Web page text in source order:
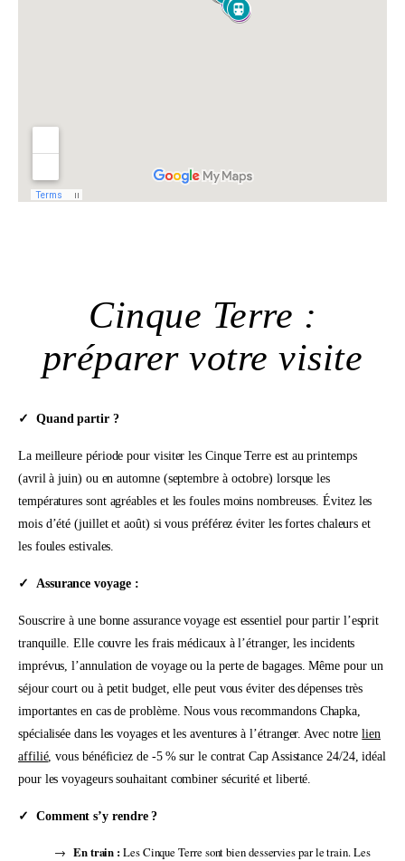
Cinque Terre :
préparer votre visite
Quand partir ?
La meilleure période pour visiter les Cinque Terre est au printemps
(avril à juin) ou en automne (septembre à octobre) lorsque les
températures sont agréables et les foules moins nombreuses. Évitez les
mois d’été (juillet et août) si vous préférez éviter les fortes chaleurs et
les foules estivales.
Assurance voyage :
Souscrire à une bonne assurance voyage est essentiel pour partir l’esprit
tranquille. Elle couvre les frais médicaux à l’étranger, les incidents
imprévus, l’annulation de voyage ou la perte de bagages. Même pour un
séjour court ou à petit budget, elle peut vous éviter des dépenses très
importantes en cas de problème. Nous vous recommandons Chapka,
spécialisée dans les voyages et les aventures à l’étranger. Avec notrelien
affilié, vous bénéficiez de -5 % sur le contrat Cap Assistance 24/24, idéal
pour les voyageurs souhaitant combiner sécurité et liberté.
Comment s’y rendre ?
En train : Les Cinque Terre sont bien desservies par le train. Les